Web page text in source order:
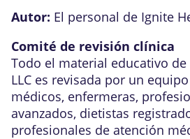
Autor: El personal de Ignite
Comité de revisión clínica
Todo el material educativo
LLC es revisada por un
médicos, enfermeras,
avanzados, dietistas
profesionales de atención